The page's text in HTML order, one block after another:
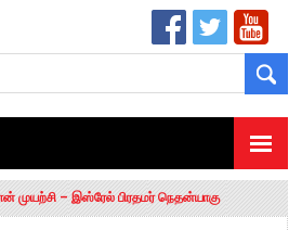
6 ஆக உயர்வு
முயற்சி – இஸ்ரேல் பிரதமர் நெதன்யாகு
ஸ்டாலின்!” – செங்கோட்டையன்